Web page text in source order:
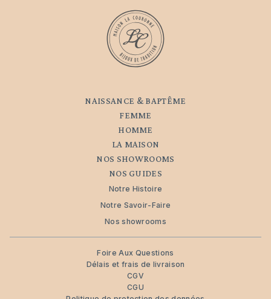
NAISSANCE & BAPTÊME
FEMME
HOMME
LA MAISON
NOS SHOWROOMS
NOS GUIDES
Notre Histoire
Notre Savoir-Faire
Nos showrooms
Foire Aux Questions
Délais et frais de livraison
CGV
CGU